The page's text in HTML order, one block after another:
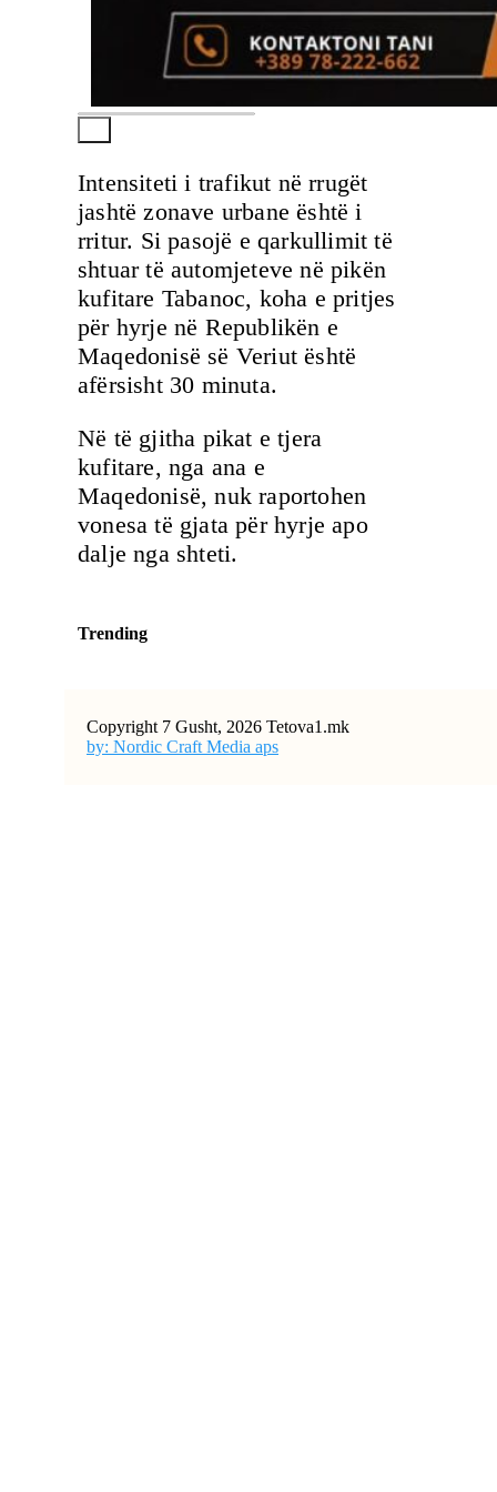
Intensiteti i trafikut në rrugët
jashtë zonave urbane është i
rritur. Si pasojë e qarkullimit të
shtuar të automjeteve në pikën
kufitare Tabanoc, koha e pritjes
për hyrje në Republikën e
Maqedonisë së Veriut është
afërsisht 30 minuta.
Në të gjitha pikat e tjera
kufitare, nga ana e
Maqedonisë, nuk raportohen
vonesa të gjata për hyrje apo
dalje nga shteti.
Trending
Copyright 7 Gusht, 2026 Tetova1.mk
by: Nordic Craft Media aps